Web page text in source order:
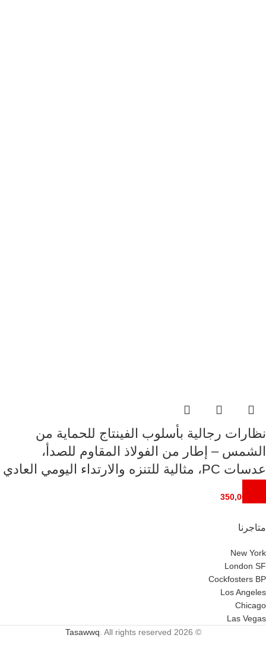
نظارات رجالية بأسلوب الفينتاج للحماية من
الشمس – إطار من الفولاذ المقاوم للصدأ،
عدسات PC، مثالية للتنزه والارتداء اليومي العادي
350,00
متاجرنا
New York
London SF
Cockfosters BP
Los Angeles
Chicago
Las Vegas
© 2026
Tasawwq. All rights reserved